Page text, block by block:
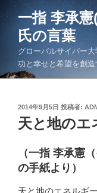
へ
一指 李承
氏の言葉
グローバルサイバー
功と幸せと希望を創造
投
稿
日:
2014年9月5日 投稿者:
天と地のエ
（一指 李承憲
の手紙より）
天と地のエネルギ